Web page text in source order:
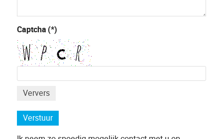
Captcha (*)
Ververs
Verstuur